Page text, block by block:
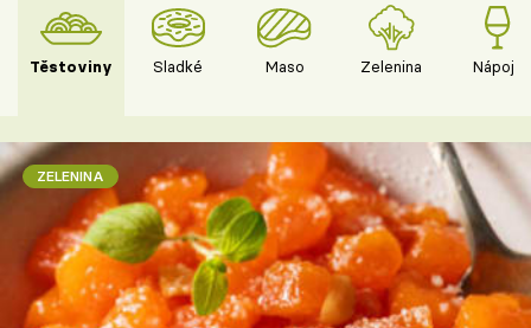
Těstoviny Sladké Maso Zelenina Nápoje
ZELENINA